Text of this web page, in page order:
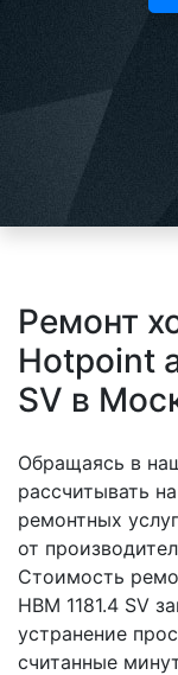
Ремонт
Hotpoint
SV в
Обращаясь в
рассчитывать
ремонтных
от
Стоимость
HBM 1181.4 SV
устранение
считанные